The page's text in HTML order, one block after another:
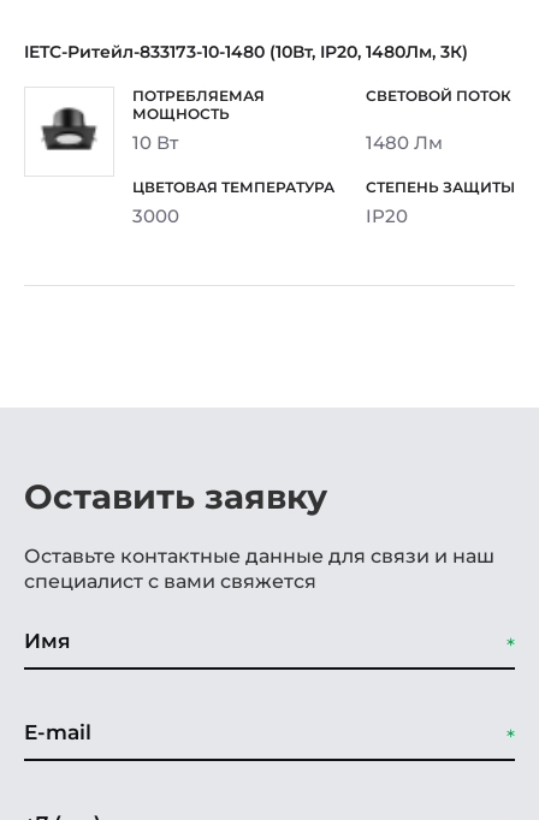
IETC-Ритейл-833173-10-1480 (10Вт, IP20, 1480Лм, 3К)
10 Вт 1480 Лм
3000 IP20
Оставить заявку
Оставьте контактные данные для связи и наш
специалист с вами свяжется